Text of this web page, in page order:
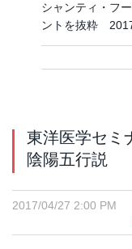
シャンティ・フ
ントを抜粋
東洋医学セミ
陰陽五行説
2017/04/27 2:00 PM